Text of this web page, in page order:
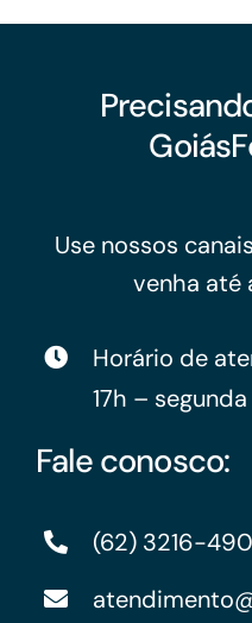
Use nossos
venha até
Horário de
17h –
Fale conosco:
(62) 3216-